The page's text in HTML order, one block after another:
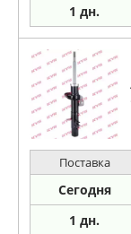
1 дн.
Поставка
Сегодня
1 дн.